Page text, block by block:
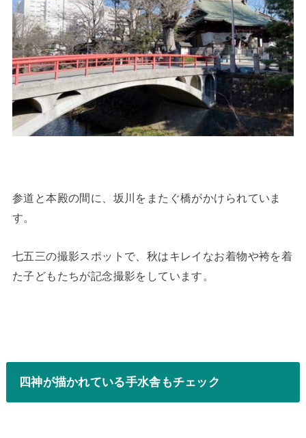
参道と本殿の間に、坂川をまたぐ橋がかけられていま
す。
七五三の撮影スポットで、秋はキレイなお着物や袴を着
た子どもたちが記念撮影をしています。
四神が描かれている手水舎もチェック